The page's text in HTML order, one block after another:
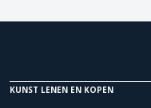
KUNST LENEN EN KOPEN